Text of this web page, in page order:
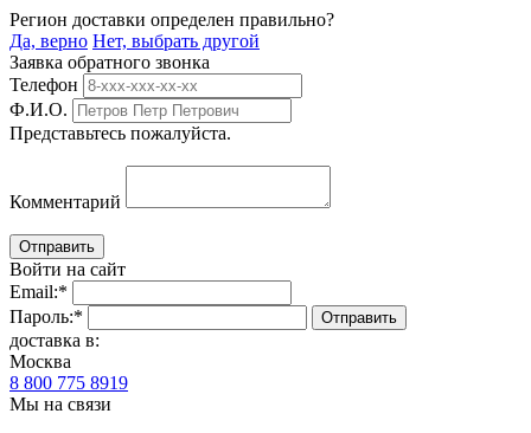
Регион доставки определен правильно?
Да, верно Нет, выбрать другой
Заявка обратного звонка
Телефон
Ф.И.О.
Представьтесь пожалуйста.
Комментарий
Войти на сайт
Email:*
Пароль:*
доставка в:
Москва
8 800 775 8919
Мы на связи